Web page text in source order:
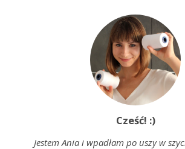
Cześć! :)
Jestem Ania i wpadłam po uszy w